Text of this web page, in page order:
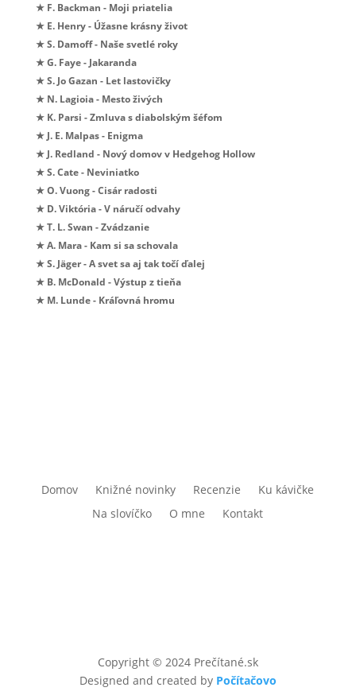
★ F. Backman - Moji priatelia
★ E. Henry - Úžasne krásny život
★ S. Damoff - Naše svetlé roky
★ G. Faye - Jakaranda
★ S. Jo Gazan - Let lastovičky
★ N. Lagioia - Mesto živých
★ K. Parsi - Zmluva s diabolským šéfom
★ J. E. Malpas - Enigma
★ J. Redland - Nový domov v Hedgehog Hollow
★ S. Cate - Neviniatko
★ O. Vuong - Cisár radosti
★ D. Viktória - V náručí odvahy
★ T. L. Swan - Zvádzanie
★ A. Mara - Kam si sa schovala
★ S. Jäger - A svet sa aj tak točí ďalej
★ B. McDonald - Výstup z tieňa
★ M. Lunde - Kráľovná hromu
Domov Knižné novinky Recenzie
Ku kávičke
Na slovíčko
O mne Kontakt
Copyright © 2024 Prečítané.sk
Designed and created by Počítačovo